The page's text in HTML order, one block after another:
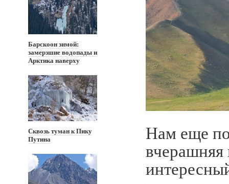
Барскоон зимой:
замерзшие водопады и
Арктика наверху
Сквозь туман к Пику
Путина
Нам еще
вчерашняя